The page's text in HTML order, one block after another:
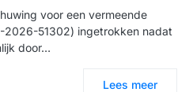
voor een vermeende
2026-51302) ingetrokken nadat
door…
Lees meer